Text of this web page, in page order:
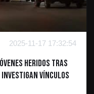
2025-11-17 17:32:54
Heridos Tras
Vínculos